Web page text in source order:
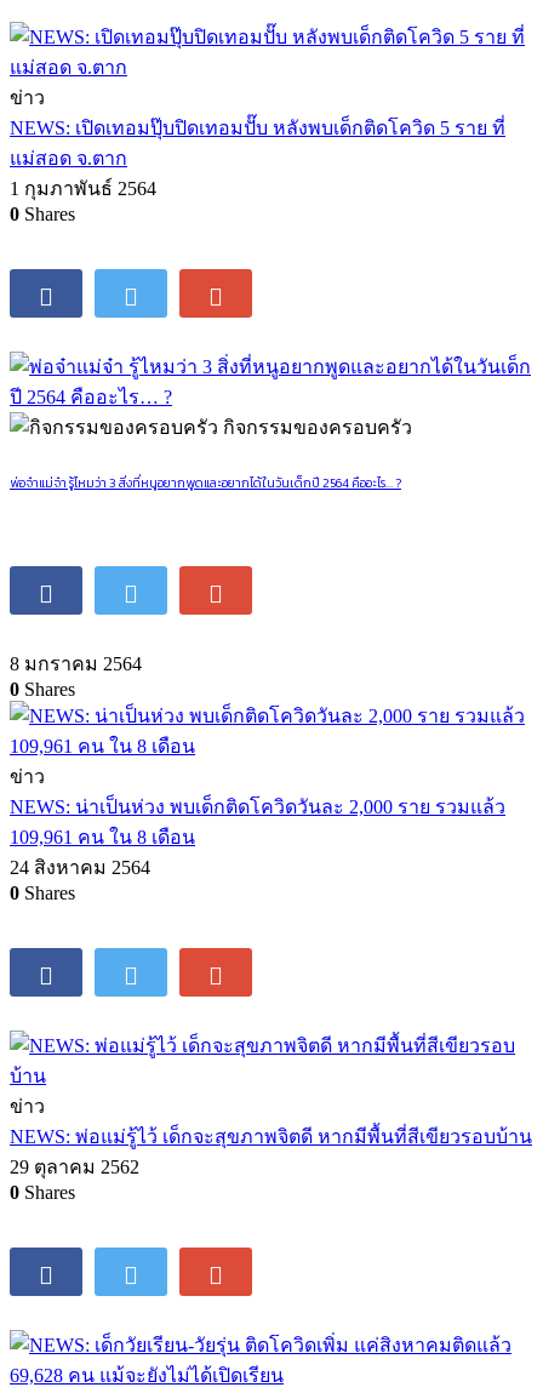
ข่าว
NEWS: เปิดเทอมปุ๊บปิดเทอมปั๊บ หลังพบเด็กติดโควิด 5 ราย ที่
แม่สอด จ.ตาก
1 กุมภาพันธ์ 2564
0 Shares
กิจกรรมของครอบครัว
พ่อจ๋าแม่จ๋า รู้ไหมว่า 3 สิ่งที่หนูอยากพูดและอยากได้ในวันเด็กปี 2564 คืออะไร… ?
8 มกราคม 2564
0 Shares
ข่าว
NEWS: น่าเป็นห่วง พบเด็กติดโควิดวันละ 2,000 ราย รวมแล้ว
109,961 คน ใน 8 เดือน
24 สิงหาคม 2564
0 Shares
ข่าว
NEWS: พ่อแม่รู้ไว้ เด็กจะสุขภาพจิตดี หากมีพื้นที่สีเขียวรอบบ้าน
29 ตุลาคม 2562
0 Shares